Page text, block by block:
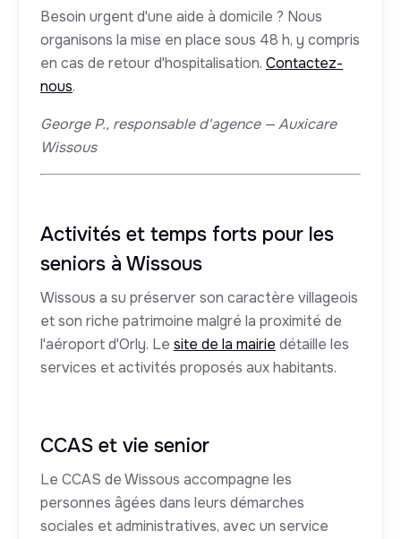
Besoin urgent d'une aide à domicile ? Nous
organisons la mise en place sous 48 h, y compris
en cas de retour d'hospitalisation. Contactez-
nous.
George P., responsable d'agence — Auxicare
Wissous
Activités et temps forts pour les
seniors à Wissous
Wissous a su préserver son caractère villageois
et son riche patrimoine malgré la proximité de
l'aéroport d'Orly. Le site de la mairie détaille les
services et activités proposés aux habitants.
CCAS et vie senior
Le CCAS de Wissous accompagne les
personnes âgées dans leurs démarches
sociales et administratives, avec un service